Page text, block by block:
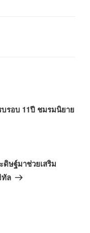
รอบ 11ปี ชมรมนิยาย
ษฐ์มาช่วยเสริม
ทัล